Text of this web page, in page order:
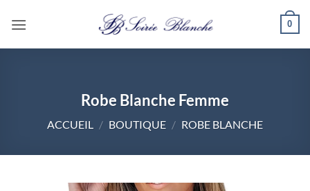
0
Robe Blanche Femme
ACCUEIL / BOUTIQUE / ROBE BLANCHE